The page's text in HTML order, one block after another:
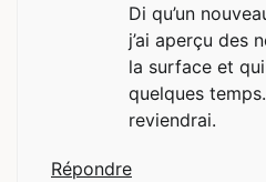
Di qu’un
j’ai aperçu des
la surface et
quelques
reviendrai.
Répondre